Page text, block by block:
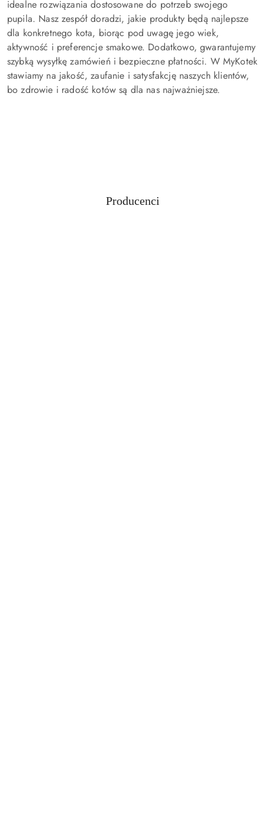
idealne rozwiązania dostosowane do potrzeb swojego
pupila. Nasz zespół doradzi, jakie produkty będą najlepsze
dla konkretnego kota, biorąc pod uwagę jego wiek,
aktywność i preferencje smakowe. Dodatkowo, gwarantujemy
szybką wysyłkę zamówień i bezpieczne płatności. W MyKotek
stawiamy na jakość, zaufanie i satysfakcję naszych klientów,
bo zdrowie i radość kotów są dla nas najważniejsze.
Pomiń karuzelę producentów
Producenci